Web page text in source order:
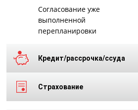
Согласование уже
выполненной
перепланировки
Кредит/рассрочка/ссуда
Страхование